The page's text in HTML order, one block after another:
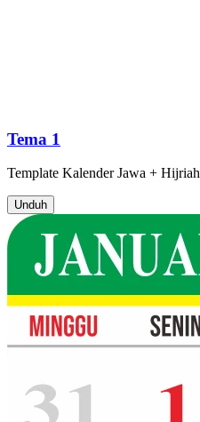
Tema 1
Template Kalender Jawa + Hijriah
Unduh